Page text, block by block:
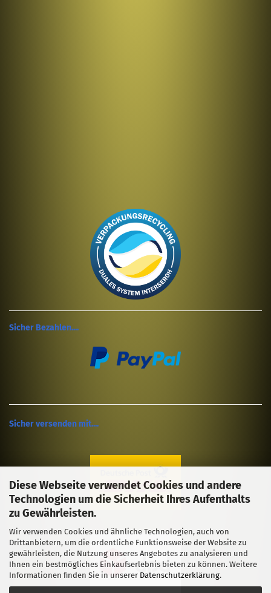
Diese Webseite verwendet Cookies und andere
Technologien um die Sicherheit Ihres Aufenthalts
zu Gewährleisten.
Wir verwenden Cookies und ähnliche Technologien, auch von
Drittanbietern, um die ordentliche Funktionsweise der Website zu
gewährleisten, die Nutzung unseres Angebotes zu analysieren und
Ihnen ein bestmögliches Einkaufserlebnis bieten zu können. Weitere
Informationen finden Sie in unserer Datenschutzerklärung.
Sicher Bezahlen....
Sicher versenden mit....